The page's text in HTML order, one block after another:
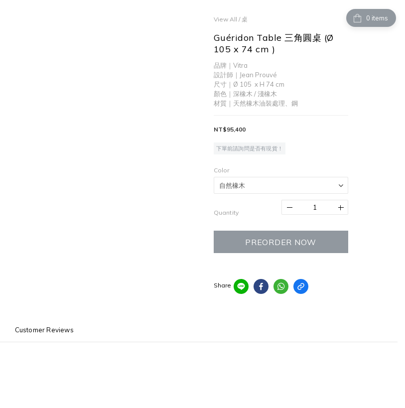
items
View All / 桌
Guéridon Table 三角圓桌 (Ø
105 x 74 cm )
品牌｜Vitra
設計師｜Jean Prouvé
尺寸｜Ø 105  x H 74 cm
顏色｜深橡木 / 淺橡木
材質｜天然橡木油裝處理、鋼
NT$95,400
下單前請詢問是否有現貨！
Color
Quantity
PREORDER NOW
Share
Customer Reviews